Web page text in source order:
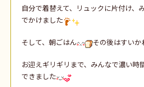
自分で着替えて、リュックに片付け、
でかけました
そして、朝ごはん その後はすいか
お迎えギリギリまで、みんなで濃い時
できました